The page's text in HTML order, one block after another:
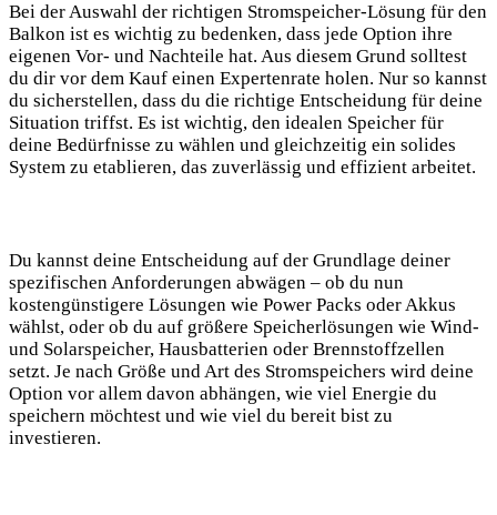
Bei der Auswahl der richtigen Stromspeicher-Lösung für den
Balkon ist es wichtig zu bedenken, dass jede Option ihre
eigenen Vor- und Nachteile hat. Aus diesem Grund solltest
du dir vor dem Kauf einen Expertenrate holen. Nur so kannst
du sicherstellen, dass du die richtige Entscheidung für deine
Situation triffst. Es ist wichtig, den idealen Speicher für
deine Bedürfnisse zu wählen und gleichzeitig ein solides
System zu etablieren, das zuverlässig und effizient arbeitet.
Du kannst deine Entscheidung auf der Grundlage deiner
spezifischen Anforderungen abwägen – ob du nun
kostengünstigere Lösungen wie Power Packs oder Akkus
wählst, oder ob du auf größere Speicherlösungen wie Wind-
und Solarspeicher, Hausbatterien oder Brennstoffzellen
setzt. Je nach Größe und Art des Stromspeichers wird deine
Option vor allem davon abhängen, wie viel Energie du
speichern möchtest und wie viel du bereit bist zu
investieren.